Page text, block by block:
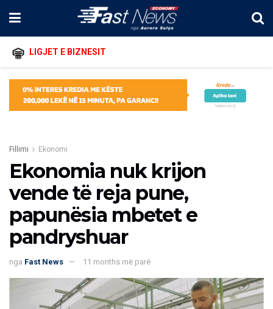
LIGJET E BIZNESIT
Fillimi Ekonomi
Ekonomia nuk krijon
vende të reja pune,
papunësia mbetet e
pandryshuar
nga Fast News 11 months më parë